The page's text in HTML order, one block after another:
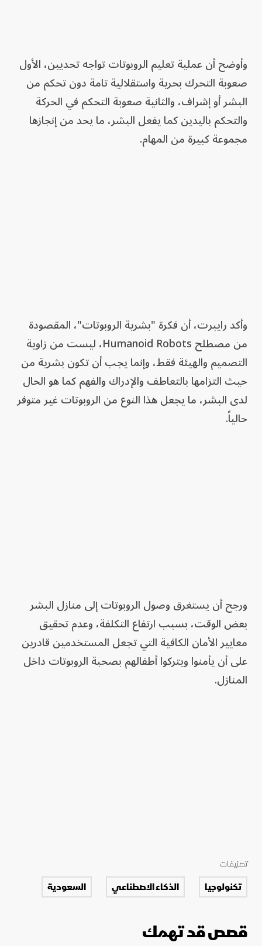
وأوضح أن عملية تعليم الروبوتات تواجه تحديين، الأول
صعوبة التحرك بحرية واستقلالية تامة دون تحكم من
البشر أو إشراف، والثانية صعوبة التحكم في الحركة
والتحكم باليدين كما يفعل البشر، ما يحد من إنجازها
مجموعة كبيرة من المهام.
وأكد رايبرت، أن فكرة "بشرية الروبوتات"، المقصودة
من مصطلح Humanoid Robots، ليست من زاوية
التصميم والهيئة فقط، وإنما يجب أن تكون بشرية من
حيث التزامها بالتعاطف والإدراك والفهم كما هو الحال
لدى البشر، ما يجعل هذا النوع من الروبوتات غير متوفر
حالياً.
ورجح أن يستغرق وصول الروبوتات إلى منازل البشر
بعض الوقت، بسبب ارتفاع التكلفة، وعدم تحقيق
معايير الأمان الكافية التي تجعل المستخدمين قادرين
على أن يأمنوا ويتركوا أطفالهم بصحبة الروبوتات داخل
المنازل.
تصنيفات
تكنولوجيا الذكاء الاصطناعي السعودية
قصص قد تهمك